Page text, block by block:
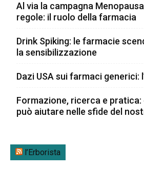
Al via la campagna
regole: il ruolo della farmacia
Drink Spiking: le farmacie
la sensibilizzazione
Dazi USA sui farmaci generici:
Formazione, ricerca e
può aiutare nelle sfide del
l’Erborista